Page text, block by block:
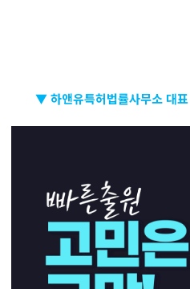
▼ 하앤유특허법률사무소 대